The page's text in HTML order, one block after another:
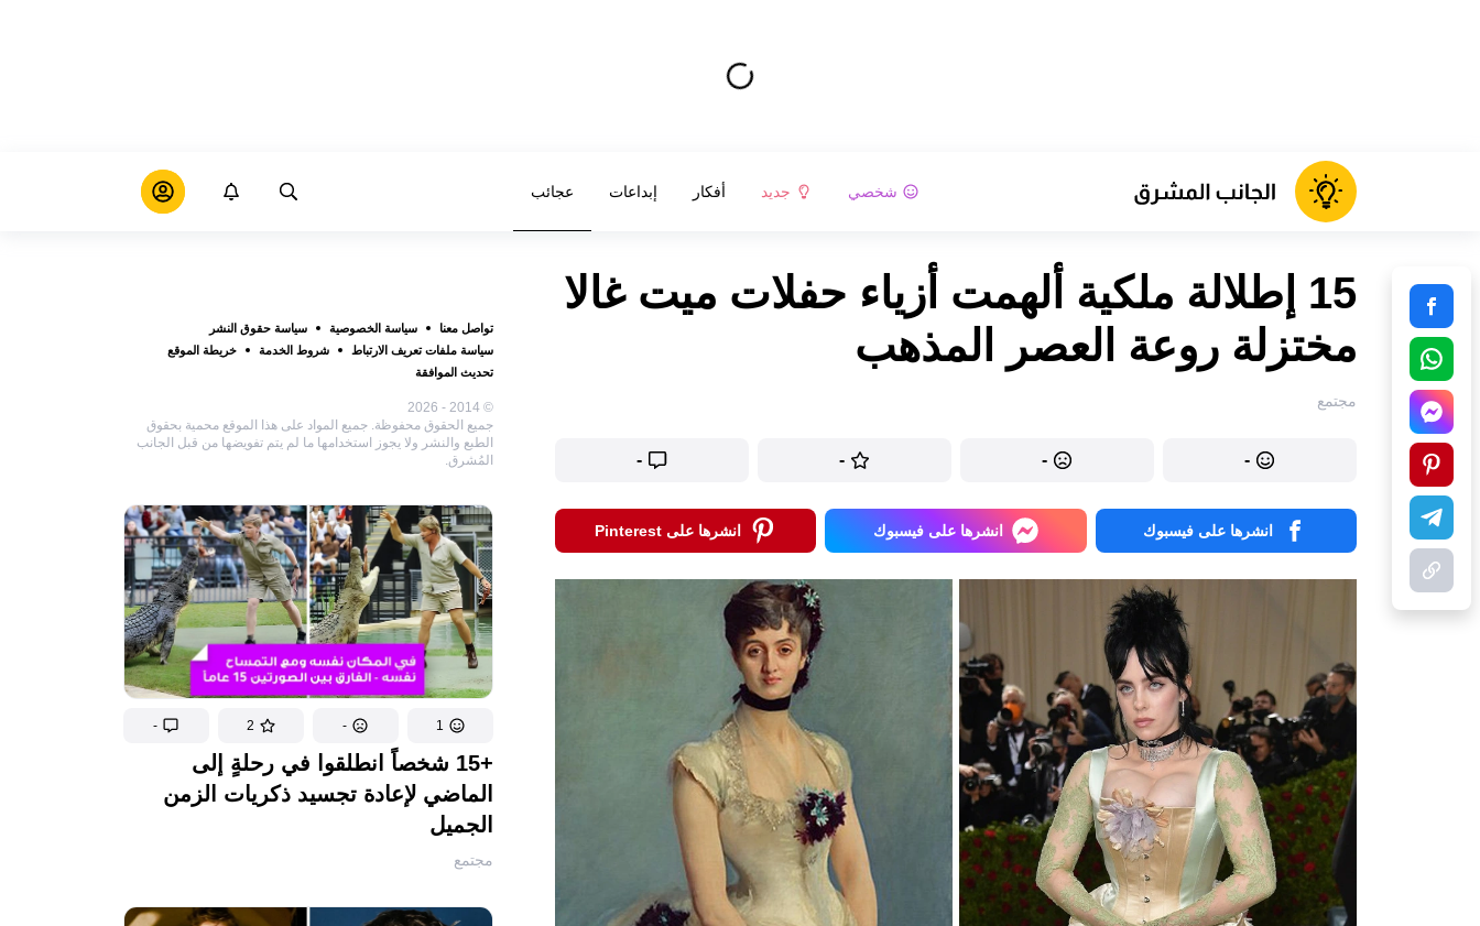
شخصي جديد أفكار إبداعات عجائب
تواصل معنا سياسة الخصوصية
سياسة حقوق النشر
سياسة ملفات تعريف الارتباط
شروط الخدمة
خريطة الموقع
تحديث الموافقة
© 2014 - 2026
جميع الحقوق محفوظة. جميع المواد على هذا الموقع محمية بحقوق
الطبع والنشر ولا يجوز استخدامها ما لم يتم تفويضها من قبل الجانب
المُشرق.
1
-
2
-
+15 شخصاً انطلقوا في رحلةٍ إلى
الماضي لإعادة تجسيد ذكريات الزمن
الجميل
مجتمع
15 إطلالة ملكية ألهمت أزياء حفلات ميت غالا
مختزلة روعة العصر المذهب
مجتمع
-
-
-
-
انشرها على فيسبوك انشرها على فيسبوك انشرها على Pinterest